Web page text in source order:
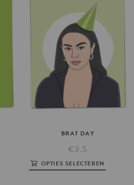
BRAT DAY
€3.5
OPTIES SELECTEREN